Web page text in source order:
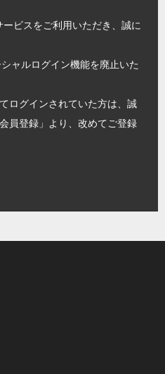
ビスをご利用いただき、誠に
ャルログイン機能を廃止いた
ログインされていた方は、誠
員登録」より、改めてご登録